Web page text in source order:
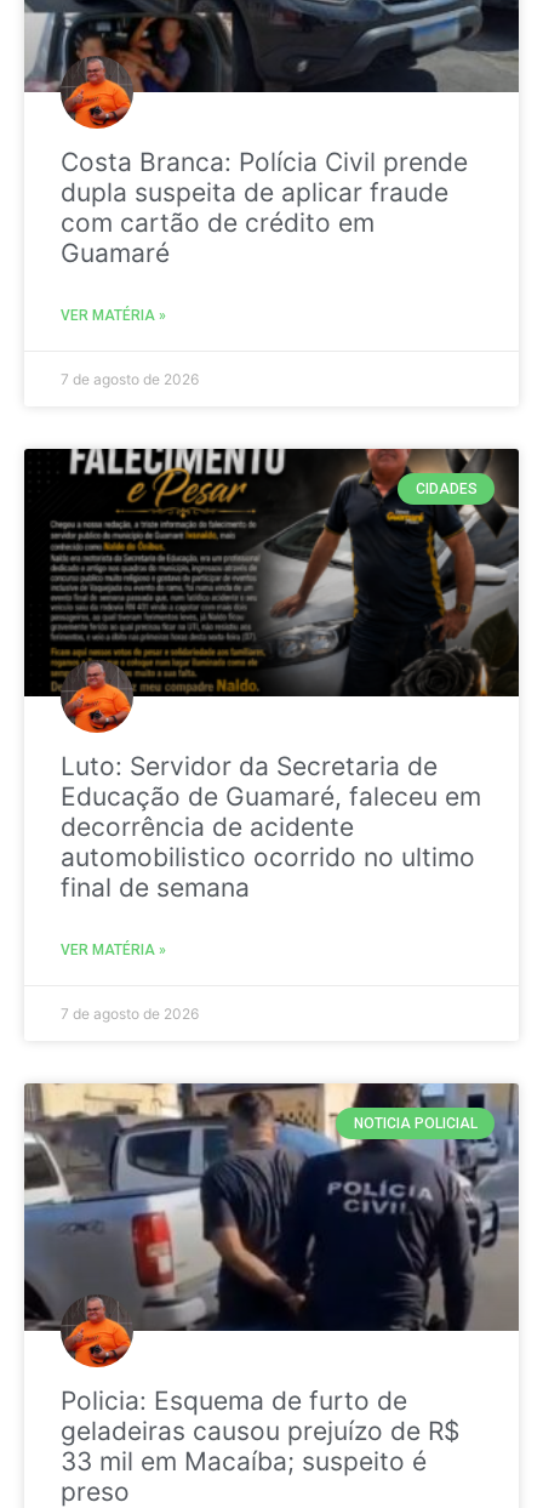
Costa Branca: Polícia Civil prende
dupla suspeita de aplicar fraude
com cartão de crédito em
Guamaré
VER MATÉRIA »
7 de agosto de 2026
CIDADES
Luto: Servidor da Secretaria de
Educação de Guamaré, faleceu em
decorrência de acidente
automobilistico ocorrido no ultimo
final de semana
VER MATÉRIA »
7 de agosto de 2026
NOTICIA POLICIAL
Policia: Esquema de furto de
geladeiras causou prejuízo de R$
33 mil em Macaíba; suspeito é
preso